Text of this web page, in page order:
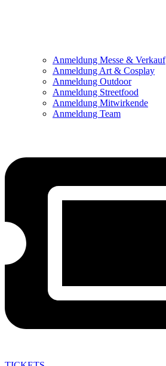
Anmeldung Messe & Verkauf
Anmeldung Art & Cosplay
Anmeldung Outdoor
Anmeldung Streetfood
Anmeldung Mitwirkende
Anmeldung Team